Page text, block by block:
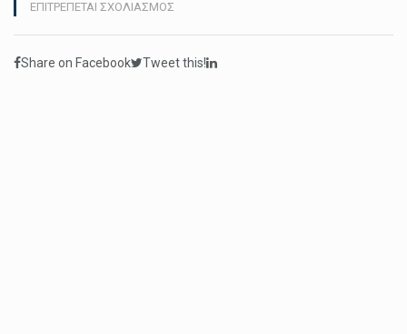
ΕΠΙΤΡΈΠΕΤΑΙ ΣΧΟΛΙΑΣΜΌΣ
ΒΛΈΠΩ»:
Share on Facebook Tweet this!